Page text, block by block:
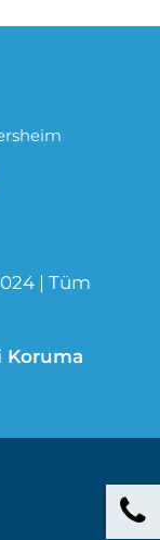
| Tüm
Koruma